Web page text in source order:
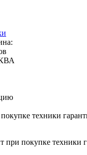
техники
при покупке техники